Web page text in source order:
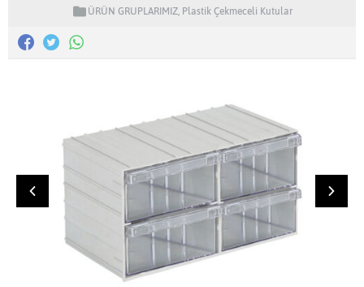
ÜRÜN GRUPLARIMIZ, Plastik Çekmeceli Kutular